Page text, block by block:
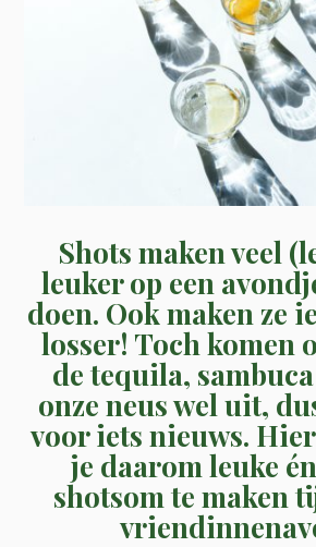
Shots maken veel
leuker op een
doen. Ook maken ze
losser! Toch komen
de tequila,
onze neus wel uit,
voor iets nieuws.
je daarom leuke
shotsom te maken